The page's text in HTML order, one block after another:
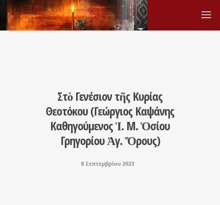
Στὸ Γενέσιον τῆς Κυρίας
Θεοτόκου (Γεώργιος Καψάνης
Καθηγούμενος Ἱ. Μ. Ὁσίου
Γρηγορίου Ἁγ. Ὄρους)
8 Σεπτεμβρίου 2023